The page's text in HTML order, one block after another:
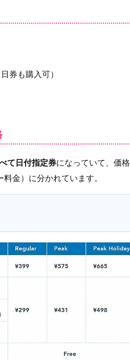
券も購入可）
て日付指定券になっていて、価格
金）に分かれています。